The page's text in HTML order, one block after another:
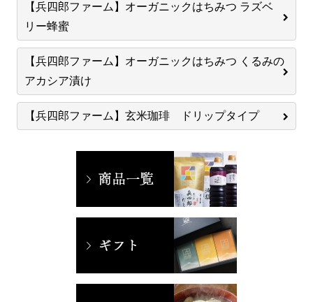
【兵四郎ファーム】オーガニックはちみつ ラズベ
リー蜂蜜
【兵四郎ファーム】オーガニックはちみつ くるみの
アカシア漬け
【兵四郎ファーム】玄米珈琲 ドリップタイプ